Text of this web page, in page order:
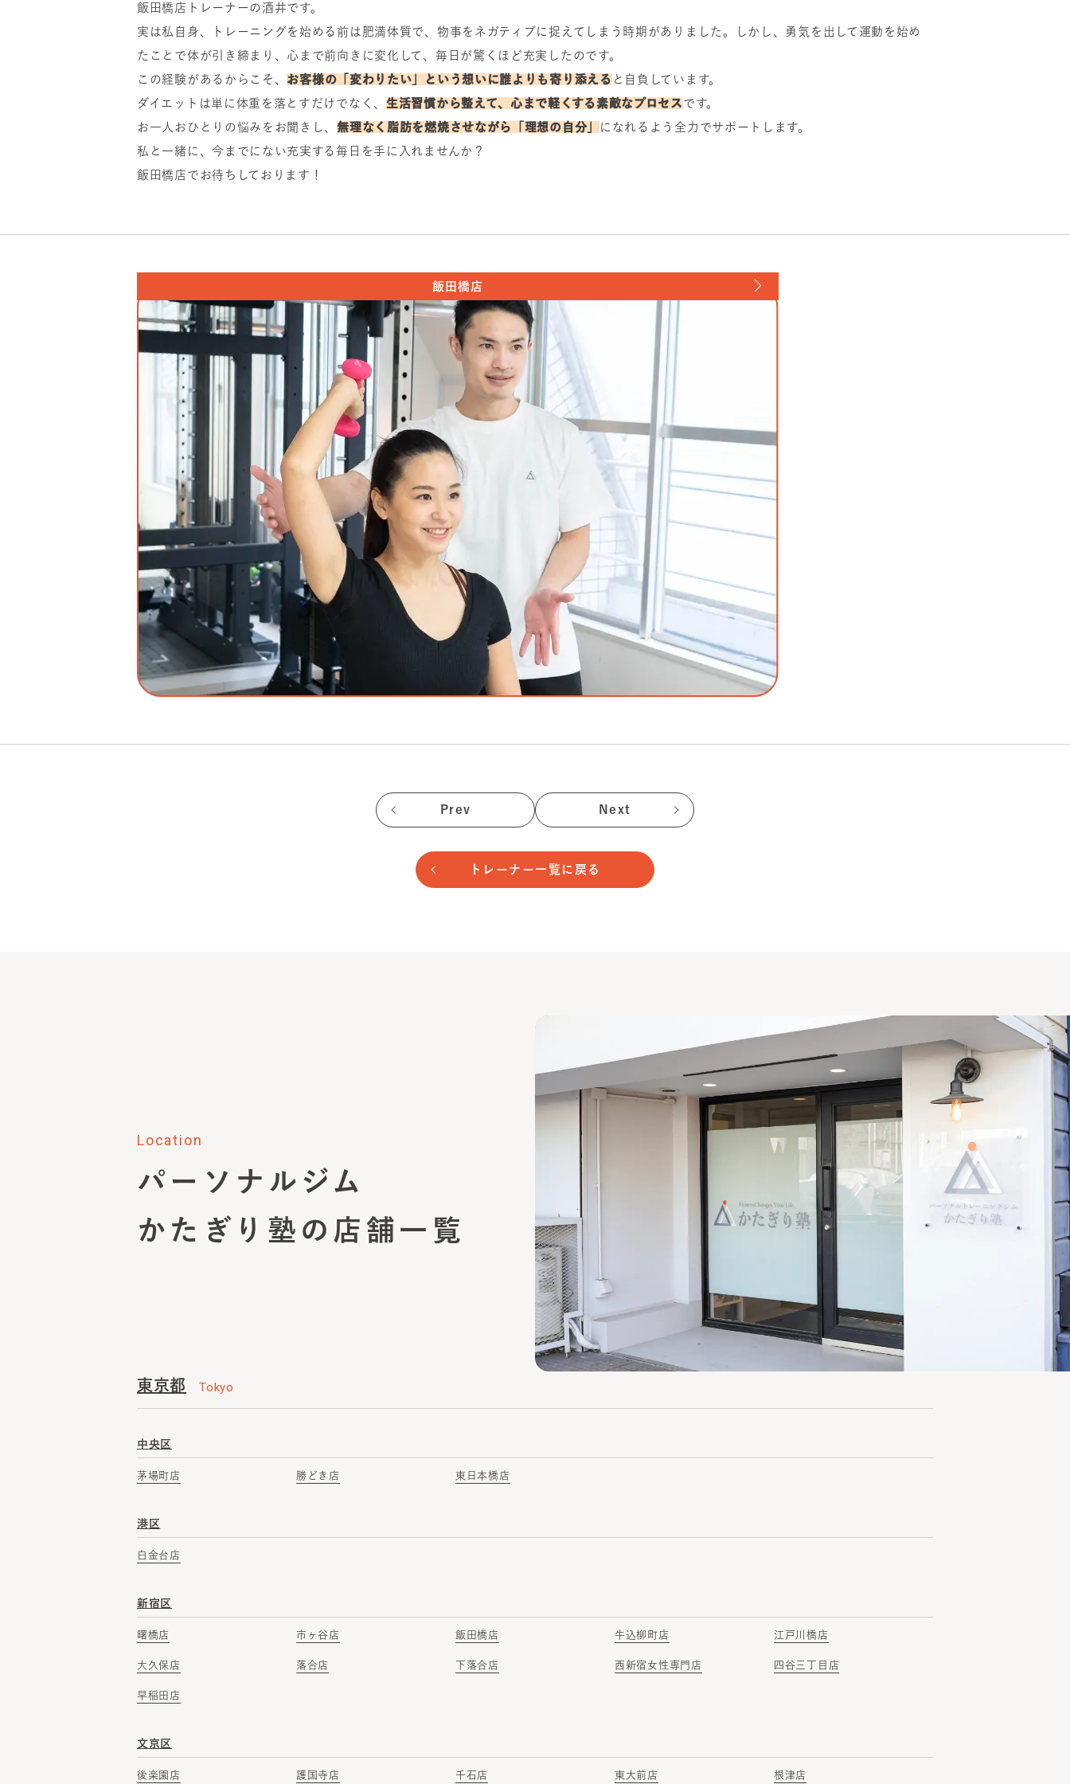
飯田橋店トレーナーの酒井です。
実は私自身、トレーニングを始める前は肥満体質で、物事をネガティブに捉えてしまう時期がありました。しかし、勇気を出して運動を始め
たことで体が引き締まり、心まで前向きに変化して、毎日が驚くほど充実したのです。
この経験があるからこそ、 お客様の「変わりたい」という想いに誰よりも寄り添える と自負しています。
ダイエットは単に体重を落とすだけでなく、 生活習慣から整えて、心まで軽くする素敵なプロセス です。
お一人おひとりの悩みをお聞きし、無理なく脂肪を燃焼させながら「理想の自分」
になれるよう全力でサポートします。
私と一緒に、今までにない充実する毎日を手に入れませんか？
飯田橋店でお待ちしております！
飯田橋店
Prev Next
トレーナー一覧に戻る
パーソナルジム
かたぎり塾の店舗一覧
Location
東京都 Tokyo
中央区
茅場町店 勝どき店 東日本橋店
港区
白金台店
新宿区
曙橋店 市ヶ谷店 飯田橋店 牛込柳町店 江戸川橋店
大久保店 落合店 下落合店 西新宿女性専門店 四谷三丁目店
早稲田店
文京区
後楽園店 護国寺店 千石店 東大前店 根津店